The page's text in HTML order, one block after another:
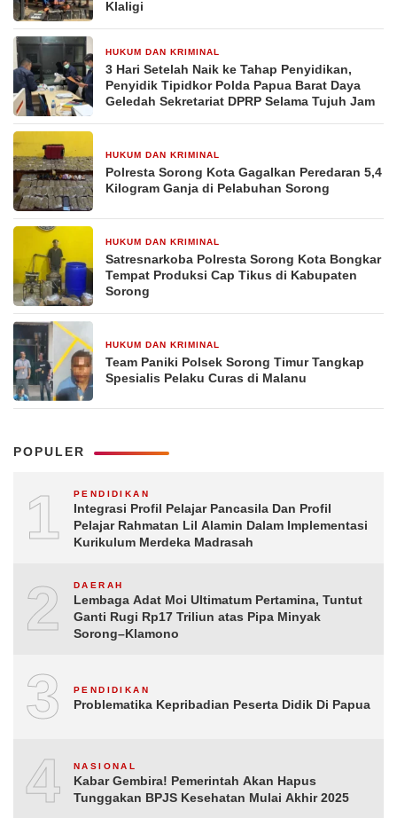
Klaligi
HUKUM DAN KRIMINAL
3 Hari Setelah Naik ke Tahap Penyidikan,
Penyidik Tipidkor Polda Papua Barat Daya
Geledah Sekretariat DPRP Selama Tujuh Jam
HUKUM DAN KRIMINAL
Polresta Sorong Kota Gagalkan Peredaran 5,4
Kilogram Ganja di Pelabuhan Sorong
HUKUM DAN KRIMINAL
Satresnarkoba Polresta Sorong Kota Bongkar
Tempat Produksi Cap Tikus di Kabupaten
Sorong
HUKUM DAN KRIMINAL
Team Paniki Polsek Sorong Timur Tangkap
Spesialis Pelaku Curas di Malanu
POPULER
1 PENDIDIKAN
Integrasi Profil Pelajar Pancasila Dan Profil
Pelajar Rahmatan Lil Alamin Dalam Implementasi
Kurikulum Merdeka Madrasah
2 DAERAH
Lembaga Adat Moi Ultimatum Pertamina, Tuntut
Ganti Rugi Rp17 Triliun atas Pipa Minyak
Sorong–Klamono
3 PENDIDIKAN
Problematika Kepribadian Peserta Didik Di Papua
4 NASIONAL
Kabar Gembira! Pemerintah Akan Hapus
Tunggakan BPJS Kesehatan Mulai Akhir 2025